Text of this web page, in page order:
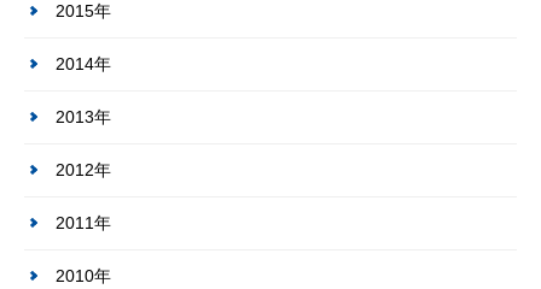
2015年
2014年
2013年
2012年
2011年
2010年